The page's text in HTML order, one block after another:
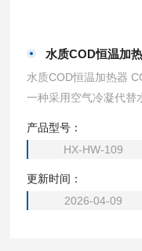
水质COD恒温加
水质COD恒温加热器
一种采用空气冷凝代替
是一种实验手段仪器化
产品型号：
HX-HW-109
更新时间：
2026-04-09